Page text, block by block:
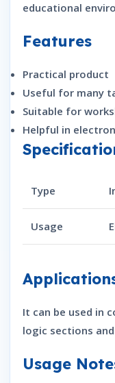
educational
Features
Practical product
Useful for many
Suitable for
Helpful in
Type
Usage
It can be used in
logic sections
Usage